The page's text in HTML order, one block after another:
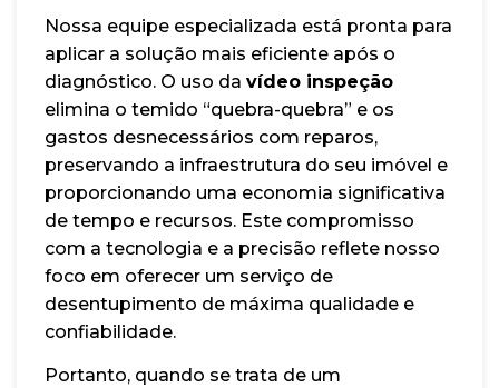
Nossa equipe especializada está pronta para
aplicar a solução mais eficiente após o
diagnóstico. O uso da vídeo inspeção
elimina o temido “quebra-quebra” e os
gastos desnecessários com reparos,
preservando a infraestrutura do seu imóvel e
proporcionando uma economia significativa
de tempo e recursos. Este compromisso
com a tecnologia e a precisão reflete nosso
foco em oferecer um serviço de
desentupimento de máxima qualidade e
confiabilidade.
Portanto, quando se trata de um